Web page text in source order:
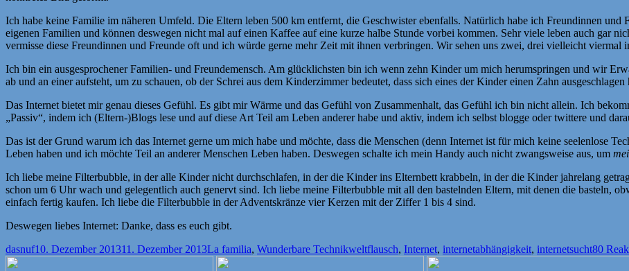
Ich habe keine Familie im näheren Umfeld. Die Eltern leben 500 km entfernt, die Geschwister ebenfalls. Natürlich habe ich Freundinnen und
eigenen Familien und können deswegen nicht mal auf einen Kaffee auf eine kurze halbe Stunde vorbei kommen. Sehr viele leben auch gar
vermisse diese Freundinnen und Freunde oft und ich würde gerne mehr Zeit mit ihnen verbringen. Wir sehen uns zwei, drei vielleicht viermal
Ich bin ein ausgesprochener Familien- und Freundemensch. Am glücklichsten bin ich wenn zehn Kinder um mich herumspringen und wir
ab und an einer aufsteht, um zu schauen, ob der Schrei aus dem Kinderzimmer bedeutet, dass sich eines der Kinder einen Zahn
Das Internet bietet mir genau dieses Gefühl. Es gibt mir Wärme und das Gefühl von Zusammenhalt, das Gefühl ich bin nicht allein. Ich
„Passiv“, indem ich (Eltern-)Blogs lese und auf diese Art Teil am Leben anderer habe und aktiv, indem ich selbst blogge oder twittere und
Das ist der Grund warum ich das Internet gerne um mich habe und möchte, dass die Menschen (denn Internet ist für mich keine seelenlose
Leben haben und ich möchte Teil an anderer Menschen Leben haben. Deswegen schalte ich mein Handy auch nicht zwangsweise aus, um
Ich liebe meine Filterbubble, in der alle Kinder nicht durchschlafen, in der die Kinder ins Elternbett krabbeln, in der die Kinder jahrelang
schon um 6 Uhr wach und gelegentlich auch genervt sind. Ich liebe meine Filterbubble mit all den bastelnden Eltern, mit denen die basteln,
einfach fertig kaufen. Ich liebe die Filterbubble in der Adventskränze vier Kerzen mit der Ziffer 1 bis 4 sind.
Deswegen liebes Internet: Danke, dass es euch gibt.
Autor
dasnufVeröffentlicht
10. Dezember 201311. Dezember 2013Kategorien
La familia, Wunderbare TechnikweltSchlagwörter
flausch, Internet, internetabhängigkeit, internetsucht80